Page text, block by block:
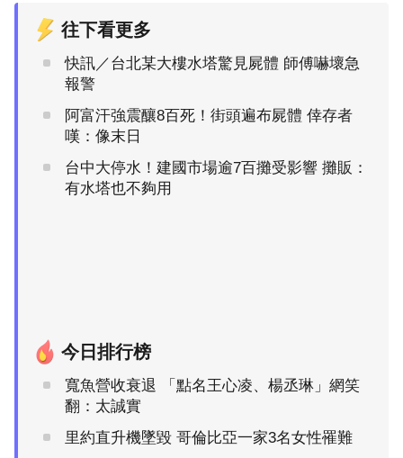
往下看更多
快訊／台北某大樓水塔驚見屍體 師傅嚇壞急
報警
阿富汗強震釀8百死！街頭遍布屍體 倖存者
嘆：像末日
台中大停水！建國市場逾7百攤受影響 攤販：
有水塔也不夠用
今日排行榜
寬魚營收衰退 「點名王心凌、楊丞琳」網笑
翻：太誠實
里約直升機墜毀 哥倫比亞一家3名女性罹難